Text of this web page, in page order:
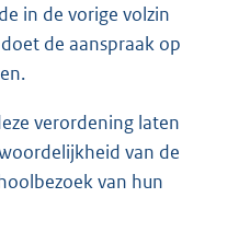
in de vorige volzin
de aanspraak op
verordening laten
van de
van hun